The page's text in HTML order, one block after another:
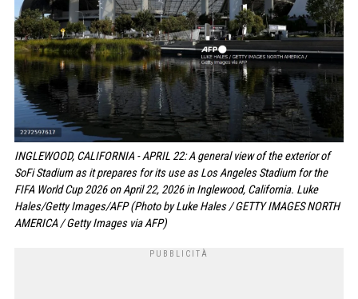
INGLEWOOD, CALIFORNIA - APRIL 22: A general view of the exterior of
SoFi Stadium as it prepares for its use as Los Angeles Stadium for the
FIFA World Cup 2026 on April 22, 2026 in Inglewood, California. Luke
Hales/Getty Images/AFP (Photo by Luke Hales / GETTY IMAGES NORTH
AMERICA / Getty Images via AFP)